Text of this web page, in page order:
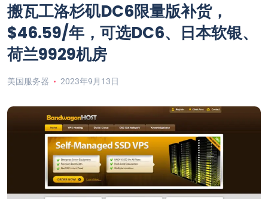
搬瓦工洛杉矶DC6限量版补货，
$46.59/年，可选DC6、日本软银、
荷兰9929机房
美国服务器 2023年9月13日